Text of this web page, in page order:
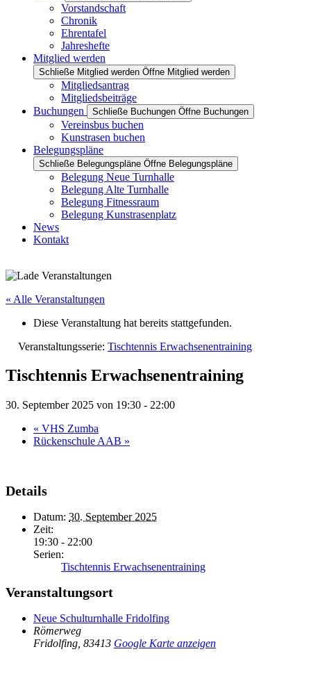
Vorstandschaft
Chronik
Ehrentafel
Jahreshefte
Mitglied werden
Schließe Mitglied werden Öffne Mitglied werden
Mitgliedsantrag
Mitgliedsbeiträge
Buchungen
Schließe Buchungen Öffne Buchungen
Vereinsbus buchen
Kunstrasen buchen
Belegungspläne
Schließe Belegungspläne Öffne Belegungspläne
Belegung Neue Turnhalle
Belegung Alte Turnhalle
Belegung Fitnessraum
Belegung Kunstrasenplatz
News
Kontakt
« Alle Veranstaltungen
Diese Veranstaltung hat bereits stattgefunden.
Veranstaltungsserie: Tischtennis Erwachsenentraining
Tischtennis Erwachsenentraining
30. September 2025 von 19:30 - 22:00
« VHS Zumba
Rückenschule AAB »
Details
Datum: 30. September 2025
Zeit:
19:30 - 22:00
Serien:
Tischtennis Erwachsenentraining
Veranstaltungsort
Neue Schulturnhalle Fridolfing
Römerweg
Fridolfing 83413 Google Karte anzeigen